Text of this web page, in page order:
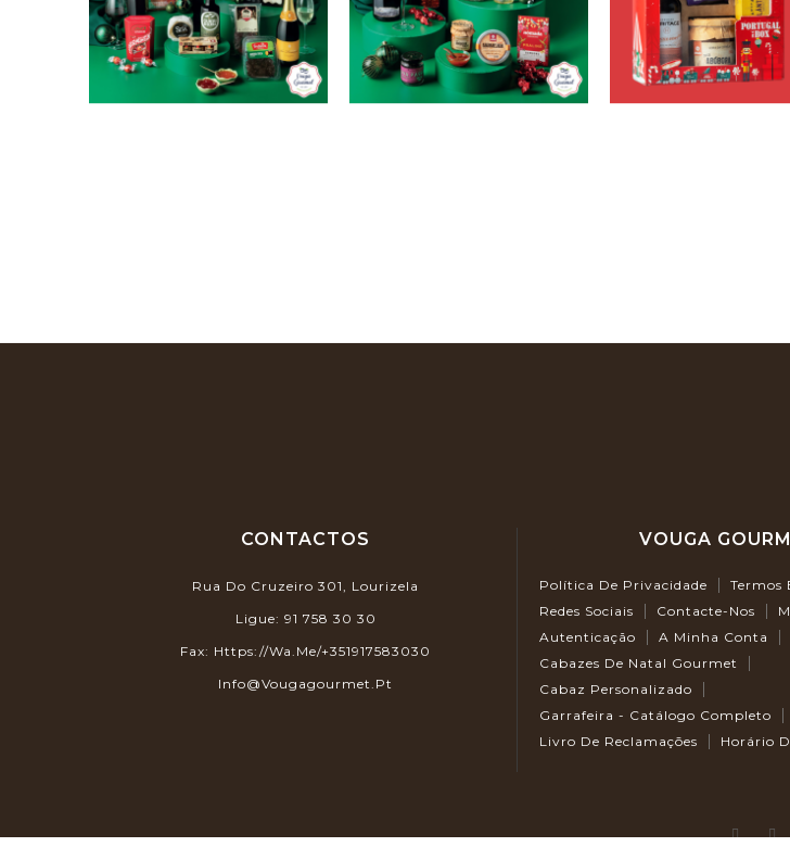
CONTACTOS
Rua Do Cruzeiro 301, Lourizela
Ligue: 91 758 30 30
Fax: Https://wa.me/+351917583030
Info@vougagourmet.pt
VOUGA
Política De Privacidade
Termos
Redes Sociais
Contacte-Nos
Autenticação
A Minha Conta
Cabazes De Natal Gourmet
Cabaz Personalizado
Garrafeira - Catálogo Completo
Livro De Reclamações
Horário